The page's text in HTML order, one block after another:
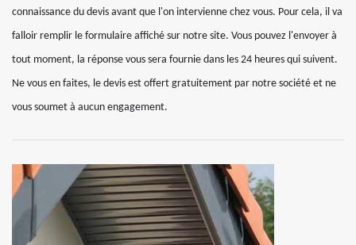
connaissance du devis avant que l'on intervienne chez vous. Pour cela, il va
falloir remplir le formulaire affiché sur notre site. Vous pouvez l'envoyer à
tout moment, la réponse vous sera fournie dans les 24 heures qui suivent.
Ne vous en faites, le devis est offert gratuitement par notre société et ne
vous soumet à aucun engagement.